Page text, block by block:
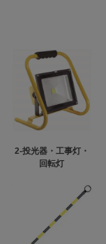
2-投光器・工事灯・
回転灯